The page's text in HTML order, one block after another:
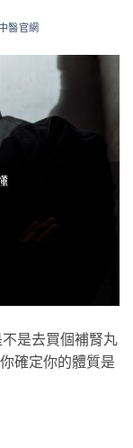
醫官網
是去買個補腎丸
確定你的體質是